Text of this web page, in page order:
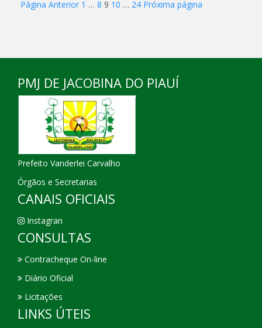
Paginação
Página Anterior Page
1 … Page
8 Page
9 Page
10 … Page
24 Próxima página
PMJ DE JACOBINA DO PIAUÍ
Prefeito Vanderlei Carvalho
Órgãos e Secretarias
CANAIS OFICIAIS
Instagran
CONSULTAS
Contracheque On-line
Diário Oficial
Licitações
LINKS ÚTEIS